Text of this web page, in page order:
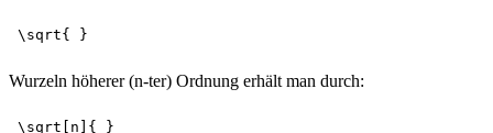
Wurzeln höherer (n-ter) Ordnung erhält man durch: